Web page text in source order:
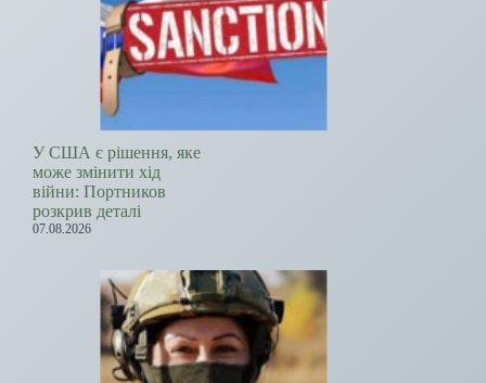
У США є рішення, яке
може змінити хід
війни: Портников
розкрив деталі
07.08.2026